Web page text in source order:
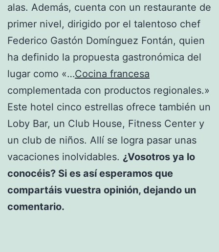
alas. Además, cuenta con un restaurante de
primer nivel, dirigido por el talentoso chef
Federico Gastón Domínguez Fontán, quien
ha definido la propuesta gastronómica del
lugar como «…Cocina francesa
complementada con productos regionales.»
Este hotel cinco estrellas ofrece también un
Loby Bar, un Club House, Fitness Center y
un club de niños. Allí se logra pasar unas
vacaciones inolvidables. ¿Vosotros ya lo
conocéis? Si es así esperamos que
compartáis vuestra opinión, dejando un
comentario.